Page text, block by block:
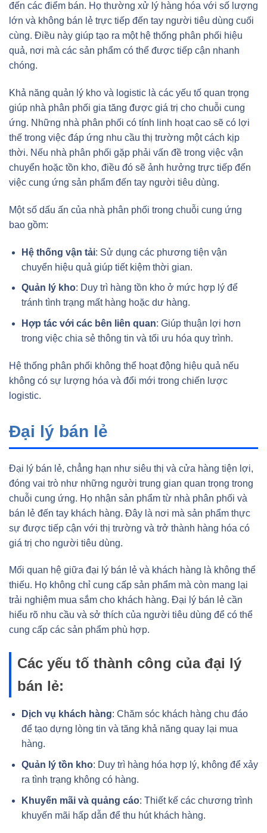
đến các điểm bán. Họ thường xử lý hàng hóa với số lượng
lớn và không bán lẻ trực tiếp đến tay người tiêu dùng cuối
cùng. Điều này giúp tạo ra một hệ thống phân phối hiệu
quả, nơi mà các sản phẩm có thể được tiếp cận nhanh
chóng.
Khả năng quản lý kho và logistic là các yếu tố quan trọng
giúp nhà phân phối gia tăng được giá trị cho chuỗi cung
ứng. Những nhà phân phối có tính linh hoạt cao sẽ có lợi
thế trong việc đáp ứng nhu cầu thị trường một cách kịp
thời. Nếu nhà phân phối gặp phải vấn đề trong việc vận
chuyển hoặc tồn kho, điều đó sẽ ảnh hưởng trực tiếp đến
việc cung ứng sản phẩm đến tay người tiêu dùng.
Một số dấu ấn của nhà phân phối trong chuỗi cung ứng
bao gồm:
Hệ thống vận tải: Sử dụng các phương tiện vận
chuyển hiệu quả giúp tiết kiệm thời gian.
Quản lý kho: Duy trì hàng tồn kho ở mức hợp lý để
tránh tình trạng mất hàng hoặc dư hàng.
Hợp tác với các bên liên quan: Giúp thuận lợi hơn
trong việc chia sẻ thông tin và tối ưu hóa quy trình.
Hệ thống phân phối không thể hoạt động hiệu quả nếu
không có sự lượng hóa và đổi mới trong chiến lược
logistic.
Đại lý bán lẻ
Đại lý bán lẻ, chẳng hạn như siêu thị và cửa hàng tiện lợi,
đóng vai trò như những người trung gian quan trọng trong
chuỗi cung ứng. Họ nhận sản phẩm từ nhà phân phối và
bán lẻ đến tay khách hàng. Đây là nơi mà sản phẩm thực
sự được tiếp cận với thị trường và trở thành hàng hóa có
giá trị cho người tiêu dùng.
Mối quan hệ giữa đại lý bán lẻ và khách hàng là không thể
thiếu. Họ không chỉ cung cấp sản phẩm mà còn mang lại
trải nghiệm mua sắm cho khách hàng. Đại lý bán lẻ cần
hiểu rõ nhu cầu và sở thích của người tiêu dùng để có thể
cung cấp các sản phẩm phù hợp.
Các yếu tố thành công của đại lý
bán lẻ:
Dịch vụ khách hàng: Chăm sóc khách hàng chu đáo
để tạo dựng lòng tin và tăng khả năng quay lại mua
hàng.
Quản lý tồn kho: Duy trì hàng hóa hợp lý, không để xảy
ra tình trạng không có hàng.
Khuyến mãi và quảng cáo: Thiết kế các chương trình
khuyến mãi hấp dẫn để thu hút khách hàng.